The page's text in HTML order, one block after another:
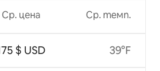
Ср. цена
$ USD
Ср. темп.
39°F